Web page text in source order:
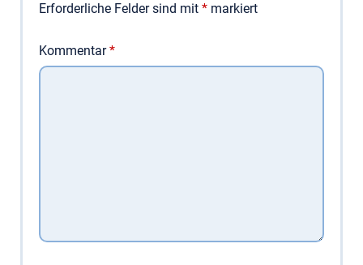
Erforderliche Felder sind mit * markiert
Kommentar*